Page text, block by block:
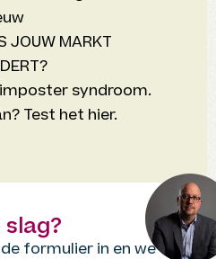
JOUW MARKT
syndroom.
Test het hier.
slag?
formulier in en we